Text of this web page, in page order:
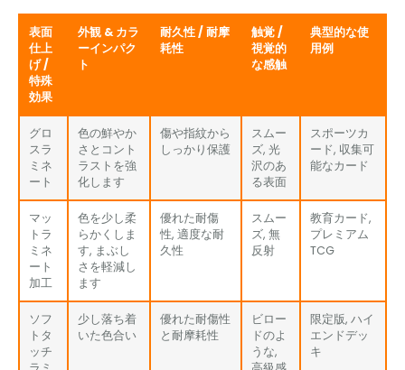
表面
仕上
げ /
特殊
効果
外観 & カラ
ーインパク
ト
耐久性 / 耐摩
耗性
触覚 /
視覚的
な感触
典型的な使
用例
グロ
スラ
ミネ
ート
色の鮮やか
さとコント
ラストを強
化します
傷や指紋から
しっかり保護
スムー
ズ, 光
沢のあ
る表面
スポーツカ
ード, 収集可
能なカード
マッ
トラ
ミネ
ート
加工
色を少し柔
らかくしま
す, まぶし
さを軽減し
ます
優れた耐傷
性, 適度な耐
久性
スムー
ズ, 無
反射
教育カード,
プレミアム
TCG
ソフ
トタ
ッチ
少し落ち着
いた色合い
優れた耐傷性
と耐摩耗性
ビロー
ドのよ
うな,
限定版, ハイ
エンドデッ
キ